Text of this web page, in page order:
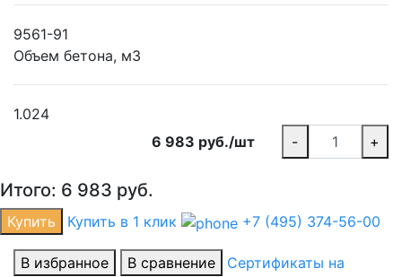
9561-91
Объем бетона, м3
1.024
6 983 руб./шт
- +
Итого: 6 983 руб.
Купить Купить в 1 клик +7 (495) 374-56-00
В избранное В сравнение
Сертификаты на